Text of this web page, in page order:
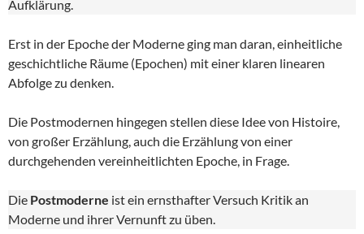
Aufklärung.
Erst in der Epoche der Moderne ging man daran, einheitliche
geschichtliche Räume (Epochen) mit einer klaren linearen
Abfolge zu denken.
Die Postmodernen hingegen stellen diese Idee von Histoire,
von großer Erzählung, auch die Erzählung von einer
durchgehenden vereinheitlichten Epoche, in Frage.
Die Postmoderne ist ein ernsthafter Versuch Kritik an
Moderne und ihrer Vernunft zu üben.